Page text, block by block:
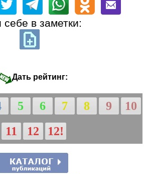
себе в заметки:
Дать рейтинг:
5 6 7 8 9
10
11
12 12!